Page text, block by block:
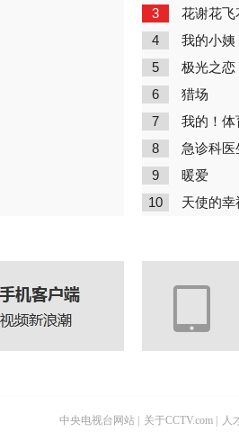
3 花谢花飞
4 我的小姨
5 极光之恋
6 猎场
7 我的！体
8 急诊科医
9 暖爱
10 天使的幸
中央电视台网站 关于CCTV.com 人